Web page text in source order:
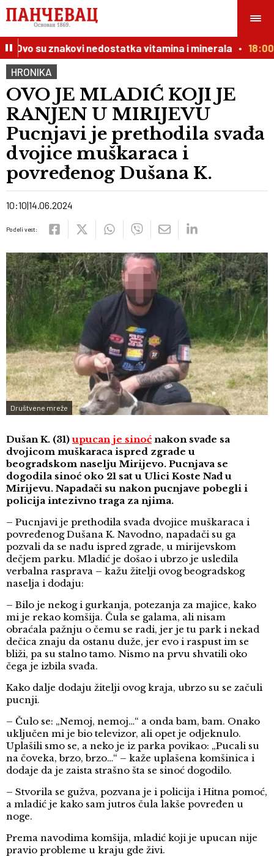
su znakovi nedostatka vitamina i minerala 18:00
HRONIKA
OVO JE MLADIĆ KOJI JE
RANJEN U MIRIJEVU
Pucnjavi je prethodila svađa
dvojice muškaraca i
povređenog Dušana K.
10:10 14.06.2024
Podeli vest:
Društvene mreže
Dušan K. (31)upucan je sinoć nakon svađe sa
dvojicom muškaraca ispred zgrade u
beogradskom naselju Mirijevo. Pucnjava se
dogodila sinoć oko 21 sat u Ulici Koste Nađ u
Mirijevu. Napadači su nakon pucnjave pobegli i
policija intezivno traga za njima.
– Pucnjavi je prethodila svađa dvojice muškaraca i
povređenog Dušana K. Navodno, napadači su ga
pozvali da se nađu ispred zgrade, u mirijevskom
dečjem parku. Mladić je došao i ubrzo je usledila
verbalna rasprava – kažu žitelji ovog beogradskog
naselja i dodaju:
– Bilo je nekog i gurkanja, potezanja za majice, kako
mi je rekao komšija. Čula se galama, ali nisam
obraćala pažnju o čemu se radi, jer je tu park i nekad
dečica znaju da ostanu duže, jer evo i raspust im se
bliži, pa su stalno tamo. Nismo na prvu shvatili oko
čega je izbila svađa.
Kako dalje dodaju žitelji ovog kraja, ubrzo su se začuli
pucnji.
– Čulo se: „Nemoj, nemoj…“ a onda bam, bam. Onako
uključen mi je bio televizor, ali opet je odjeknulo.
Uplašili smo se, a neko je iz parka povikao: „Pucali su
na čoveka, brzo, brzo…“ – kaže uplašena komšinica i
dodaje da je zaista strašno šta se sinoć dogodilo.
– Stvorila se gužva, pozvana je i policija i Hitna pomoć,
a mladić je kako sam jutros čula lakše povređen u
noge.
Prema navodima komšija, mladić koji je upucan nije
pravio probleme u kraju gde živi.